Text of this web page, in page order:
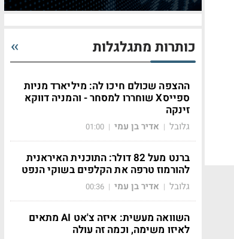
כותרות מתגלגלות
ההצפה שכולם חיכו לה: מיליארד מניות
ספייסX שוחררו למסחר - והמניה דווקא
זינקה
גלובל | אדיר בן עמי |
01:00
ברנט מעל 82 דולר: התוכנית האיראנית
להורמוז טרפה את הקלפים בשוקי הנפט
גלובל | אדיר בן עמי |
00:36
השוואה מעשית: איזה צ'אט AI מתאים
לאיזו משימה, וכמה זה עולה